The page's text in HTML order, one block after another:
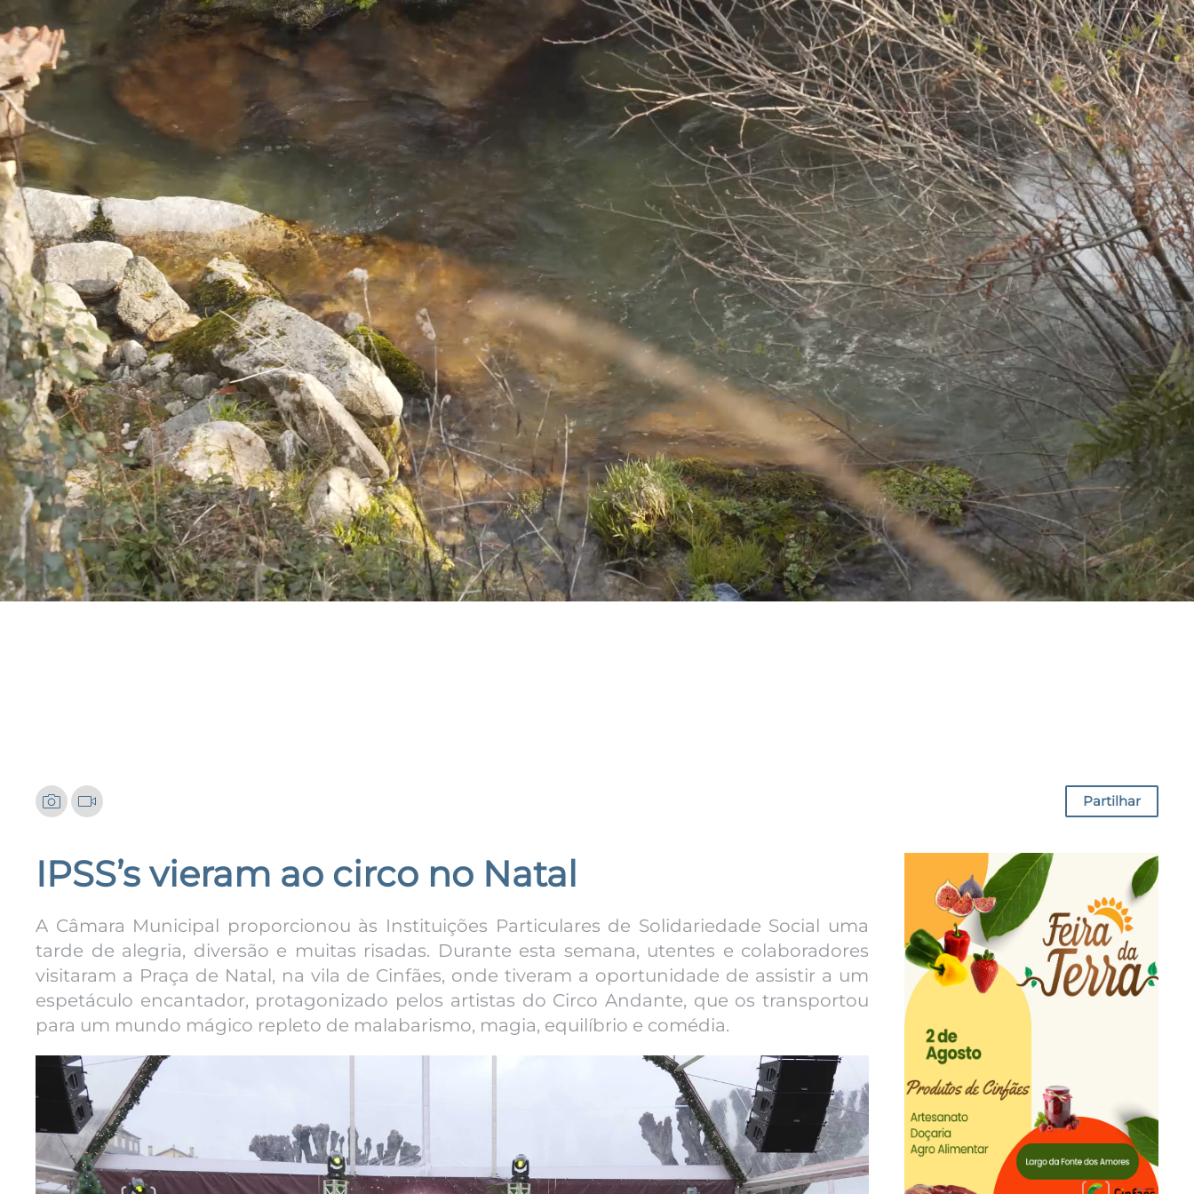
Partilhar
IPSS’s vieram ao circo no Natal
A Câmara Municipal proporcionou às Instituições Particulares de Solidariedade Social uma
tarde de alegria, diversão e muitas risadas. Durante esta semana, utentes e colaboradores
visitaram a Praça de Natal, na vila de Cinfães, onde tiveram a oportunidade de assistir a um
espetáculo encantador, protagonizado pelos artistas do Circo Andante, que os transportou
para um mundo mágico repleto de malabarismo, magia, equilíbrio e comédia.